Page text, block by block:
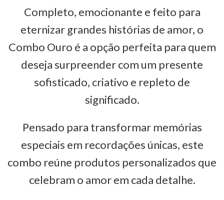
Completo, emocionante e feito para
eternizar grandes histórias de amor, o
Combo Ouro é a opção perfeita para quem
deseja surpreender com um presente
sofisticado, criativo e repleto de
significado.
Pensado para transformar memórias
especiais em recordações únicas, este
combo reúne produtos personalizados que
celebram o amor em cada detalhe.